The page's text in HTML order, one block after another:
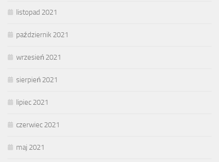
listopad 2021
październik 2021
wrzesień 2021
sierpień 2021
lipiec 2021
czerwiec 2021
maj 2021